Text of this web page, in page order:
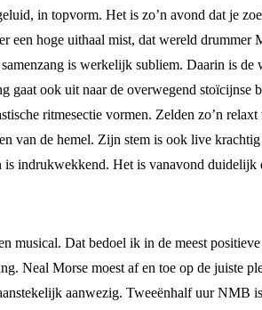
in topvorm. Het is zo’n avond dat je
een hoge uithaal mist, dat wereld
is werkelijk subliem. Daarin is
gaat ook uit naar de overwegend
ritmesectie vormen. Zelden zo’n
van de hemel. Zijn stem is ook live
indrukwekkend. Het is vanavond
musical. Dat bedoel ik in de meest
Neal Morse moest af en toe op de juiste
aanwezig. Tweeënhalf uur NMB